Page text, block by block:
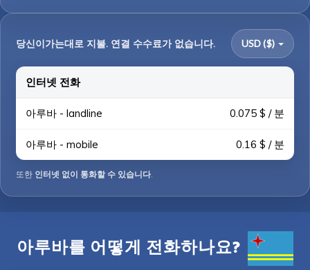
당신이가는대로 지불. 연결 수수료가 없습니다. USD ($)
인터넷 전화
아루바 - landline 0.075 $ / 분
아루바 - mobile 0.16 $ / 분
또한 인터넷 없이 통화할 수 있습니다.
아루바를 어떻게 전화하나요?